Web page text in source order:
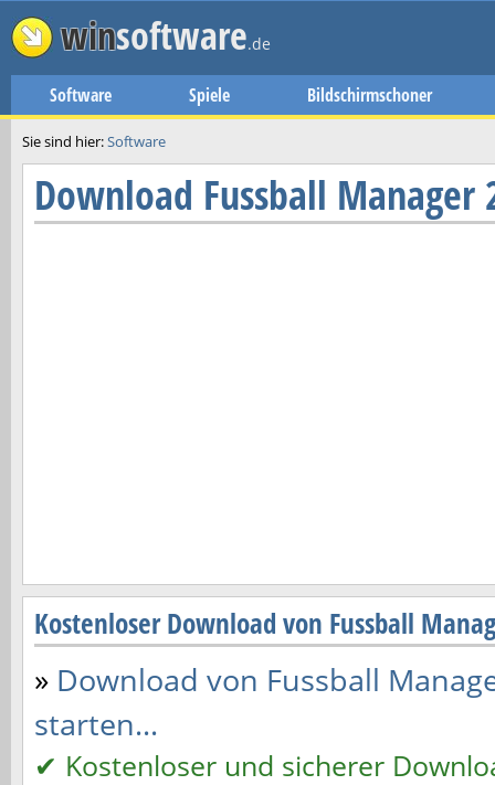
winsoftware.de
Software Spiele Bildschirmschoner
Sie sind hier:Software
Download Fussball Manager
Kostenloser Download von Fussball
» Download von Fussball
starten...
✔ Kostenloser und sicherer